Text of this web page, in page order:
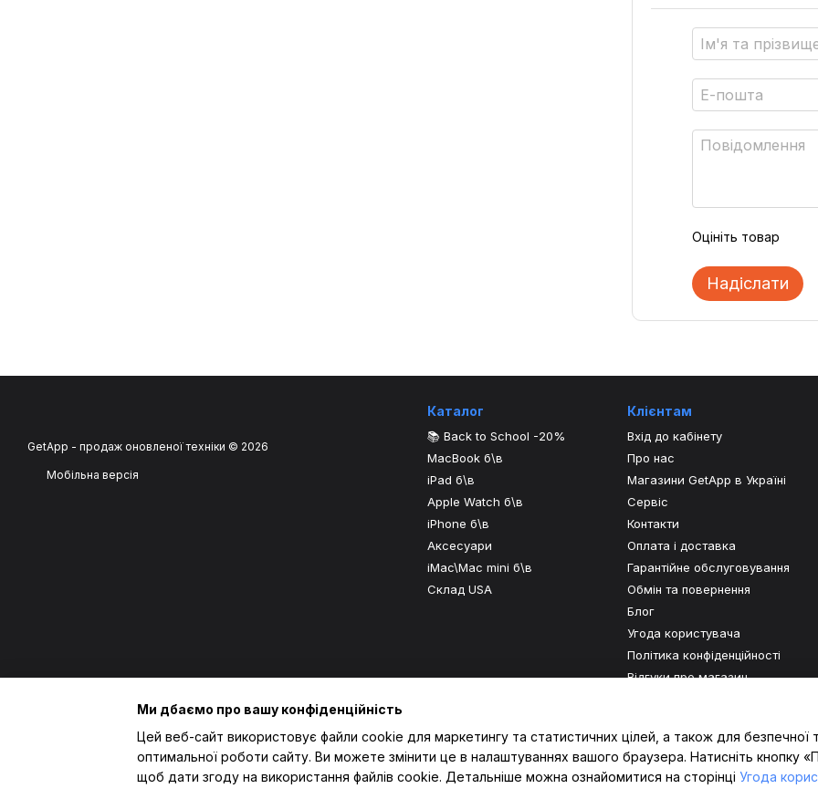
Оцініть товар
Надіслати
GetApp - продаж оновленої техніки © 2026
Мобільна версія
Каталог
📚 Back to School -20%
MacBook б\в
iPad б\в
Apple Watch б\в
iPhone б\в
Аксесуари
iMac\Mac mini б\в
Склад USA
Клієнтам
Вхід до кабінету
Про нас
Магазини GetApp в Україні
Сервіс
Контакти
Оплата і доставка
Гарантійне обслуговування
Обмін та повернення
Блог
Угода користувача
Політика конфіденційності
Відгуки про магазин
Ми дбаємо про вашу конфіденційність
Цей веб-сайт використовує файли cookie для маркетингу та статистичних цілей, а також для безпечної
оптимальної роботи сайту. Ви можете змінити це в налаштуваннях вашого браузера. Натисніть кнопку
щоб дати згоду на використання файлів cookie. Детальніше можна ознайомитися на сторінці Угода